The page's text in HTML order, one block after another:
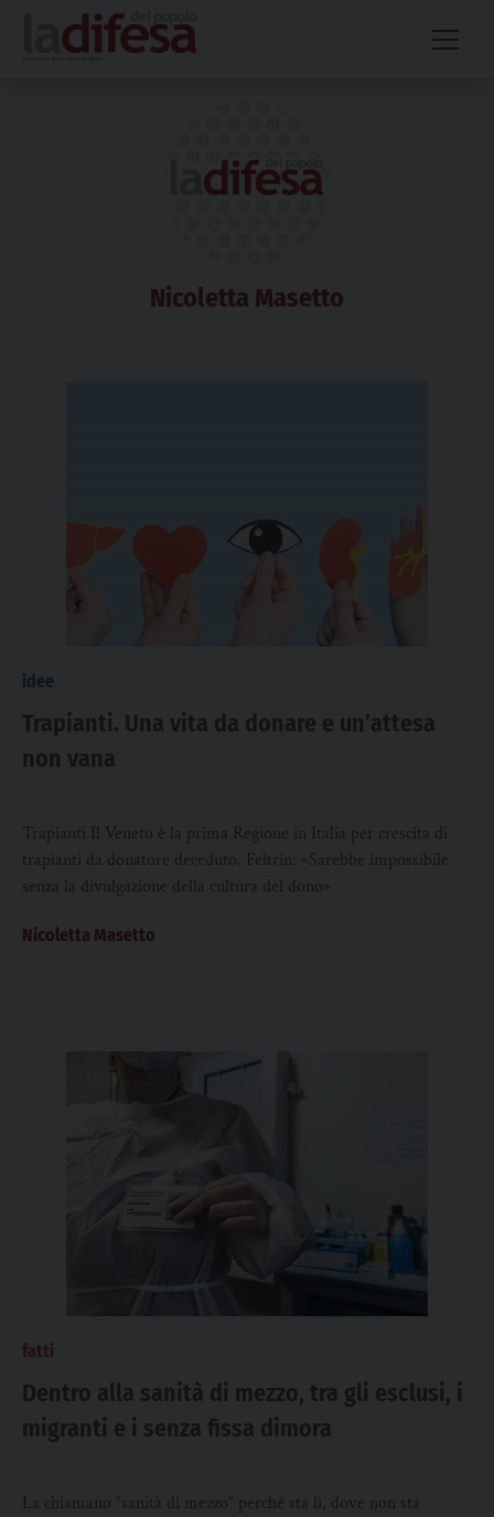
content
Nicoletta Masetto
idee
Trapianti. Una vita da donare e un’attesa
non vana
Trapianti Il Veneto è la prima Regione in Italia per crescita di
trapianti da donatore deceduto. Feltrin: «Sarebbe impossibile
senza la divulgazione della cultura del dono»
Nicoletta Masetto
fatti
Dentro alla sanità di mezzo, tra gli esclusi, i
migranti e i senza fissa dimora
La chiamano “sanità di mezzo” perché sta lì, dove non sta